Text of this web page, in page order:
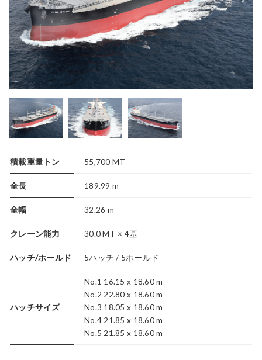
積載重量トン 55,700 MT
全長 189.99 m
全幅 32.26 m
クレーン能力 30.0 MT × 4基
ハッチ/ホールド 5ハッチ / 5ホールド
ハッチサイズ
No.1 16.15 x 18.60 m
No.2 22.80 x 18.60 m
No.3 18.05 x 18.60 m
No.4 21.85 x 18.60 m
No.5 21.85 x 18.60 m